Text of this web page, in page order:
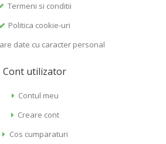
Termeni si conditii
Politica cookie-uri
date cu caracter personal
Cont utilizator
Contul meu
Creare cont
Cos cumparaturi